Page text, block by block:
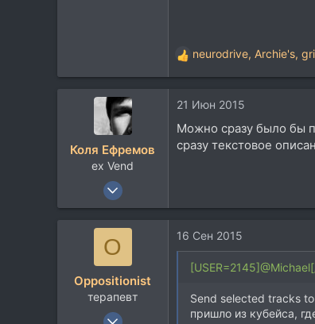
Р
е
к
и
и
neurodrive, Archie's,
Коля Ефремов
ex Vend
12 Ноя 2008
1.010
Москва, Россия, Вселенная,
21 Июн 2015
Можно сразу было бы
сразу текстовое
O
Oppositionist
терапевт
13 Янв 2008
16 Сен 2015
Send selected tracks
пришло из кубейса,